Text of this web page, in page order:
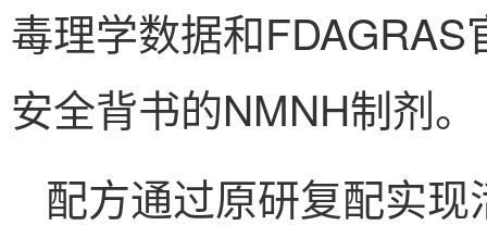
毒理学数据和
安全背书的NMNH制剂。
配方通过原研复配实